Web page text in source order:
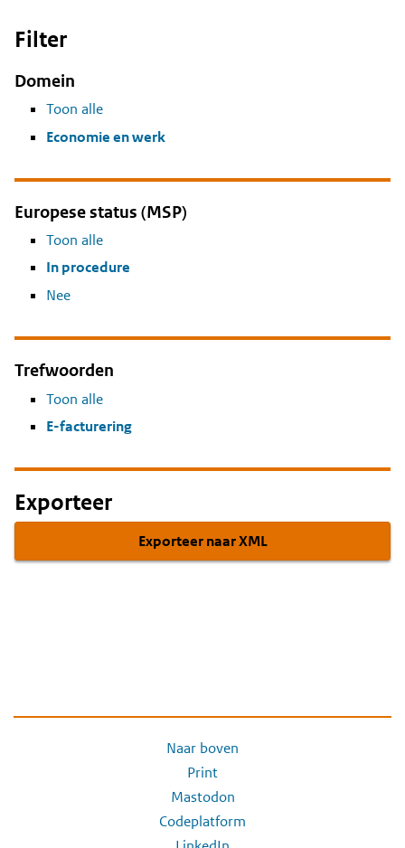
Filter
Domein
Toon alle
Economie en werk
Europese status (MSP)
Toon alle
In procedure
Nee
Trefwoorden
Toon alle
E-facturering
Exporteer
Exporteer naar XML
Naar boven
Print
Mastodon
Codeplatform